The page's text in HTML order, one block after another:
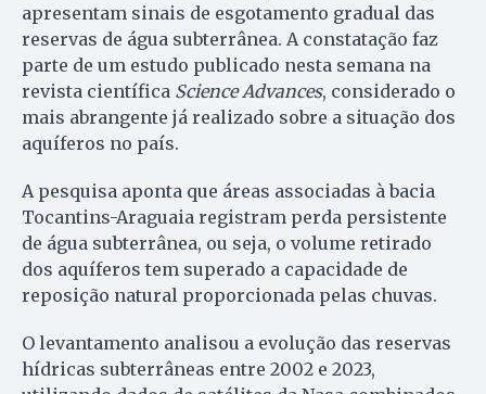
apresentam sinais de esgotamento gradual das
reservas de água subterrânea. A constatação faz
parte de um estudo publicado nesta semana na
revista científica Science Advances, considerado o
mais abrangente já realizado sobre a situação dos
aquíferos no país.
A pesquisa aponta que áreas associadas à bacia
Tocantins-Araguaia registram perda persistente
de água subterrânea, ou seja, o volume retirado
dos aquíferos tem superado a capacidade de
reposição natural proporcionada pelas chuvas.
O levantamento analisou a evolução das reservas
hídricas subterrâneas entre 2002 e 2023,